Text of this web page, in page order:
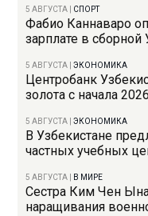
5 АВГУСТА СПОРТ
Фабио Каннаваро
зарплате в сборной
5 АВГУСТА |ЭКОНОМИКА
Центробанк
золота с начала
5 АВГУСТА |ЭКОНОМИКА
В Узбекистане
частных учебных
5 АВГУСТА В МИРЕ
Сестра Ким Чен
наращивания